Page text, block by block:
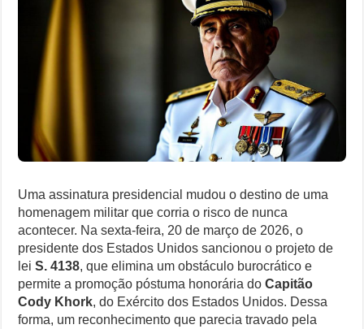
Especialistas Revelam os Riscos dos Ventos de 76 km/h no Rio
Copom e Itaú Dominam Hoje as Apostas do Mercado Financeiro
Família Livre, Senador Investigado: O Que Mudou na Operação
Controverso: IBS e CBS Dividem Empresários na Reforma
Honra
Capitão
Khork
Após
Morte
Uma assinatura presidencial mudou o destino de uma
homenagem militar que corria o risco de nunca
acontecer. Na sexta-feira, 20 de março de 2026, o
presidente dos Estados Unidos sancionou o projeto de
leiS. 4138, que elimina um obstáculo burocrático e
permite a promoção póstuma honorária doCapitão
Cody Khork, do Exército dos Estados Unidos. Dessa
forma, um reconhecimento que parecia travado pela